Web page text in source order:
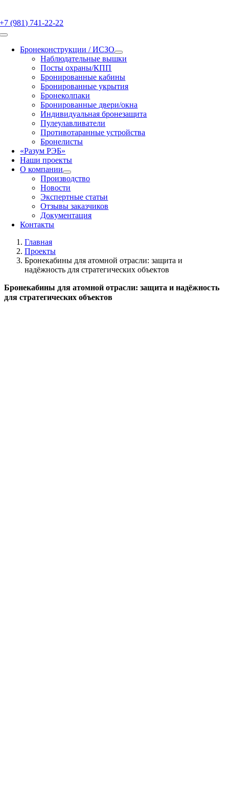
content
+7 (981) 741-22-22
Toggle
NavigationБронеконструкции / ИСЗО
Наблюдательные вышки
Посты охраны/КПП
Бронированные кабины
Бронированные укрытия
Бронеколпаки
Бронированные двери/окна
Индивидуальная бронезащита
Пулеулавливатели
Противотаранные устройства
Бронелисты
«Разум РЭБ»
Наши проекты
О компании
Производство
Новости
Экспертные статьи
Отзывы заказчиков
Документация
Контакты
Главная
Проекты
Бронекабины для атомной отрасли: защита и
надёжность для стратегических объектов
Бронекабины для атомной отрасли: защита и надёжность
для стратегических объектов